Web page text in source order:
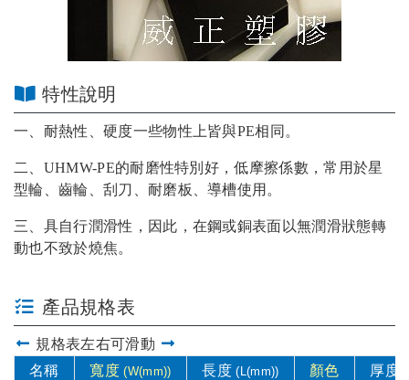
特性說明
一、耐熱性、硬度一些物性上皆與PE相同。
二、UHMW-PE的耐磨性特別好，低摩擦係數，常用於星
型輪、齒輪、刮刀、耐磨板、導槽使用。
三、 具自行潤滑性，因此，在鋼或銅表面以無潤滑狀態轉
動也不致於燒焦。
產品規格表
規格表左右可滑動
名稱
寬度(W(mm)) 長度(L(mm)) 顏色
厚度